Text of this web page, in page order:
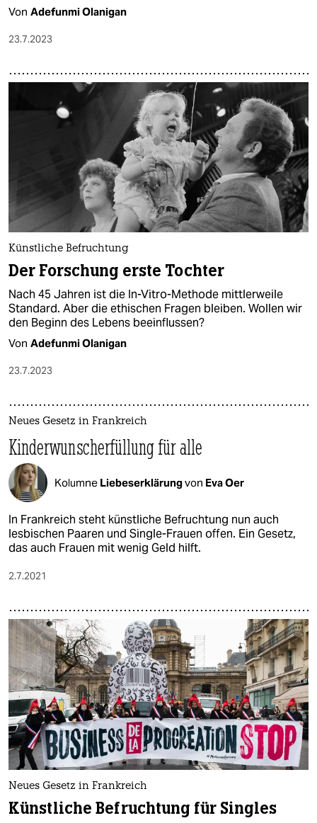
Von Adefunmi Olanigan
23.7.2023
Künstliche Befruchtung
Der Forschung erste Tochter
Nach 45 Jahren ist die In-Vitro-Methode mittlerweile
Standard. Aber die ethischen Fragen bleiben. Wollen wir
den Beginn des Lebens beeinflussen?
Von Adefunmi Olanigan
23.7.2023
Neues Gesetz in Frankreich
Kinderwunscherfüllung für alle
Kolumne Liebeserklärungvon Eva Oer
In Frankreich steht künstliche Befruchtung nun auch
lesbischen Paaren und Single-Frauen offen. Ein Gesetz,
das auch Frauen mit wenig Geld hilft.
2.7.2021
Neues Gesetz in Frankreich
Künstliche Befruchtung für Singles